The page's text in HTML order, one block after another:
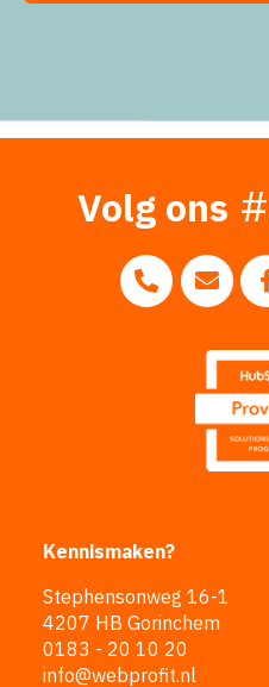
Volg ons
Bel onsMail
Kennismaken?
Stephensonweg 16-1
4207 HB Gorinchem
0183 - 20 10 20
info@webprofit.nl